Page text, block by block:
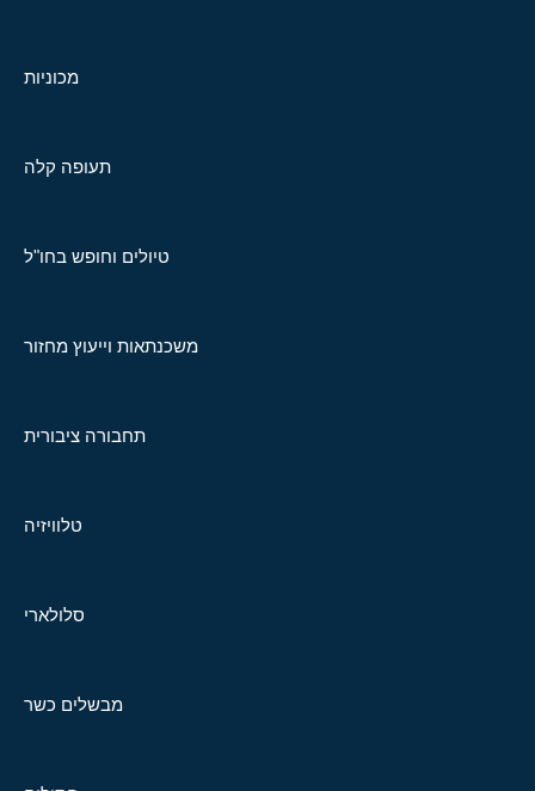
מכוניות
תעופה קלה
טיולים וחופש בחו"ל
משכנתאות וייעוץ מחזור
תחבורה ציבורית
טלוויזיה
סלולארי
מבשלים כשר